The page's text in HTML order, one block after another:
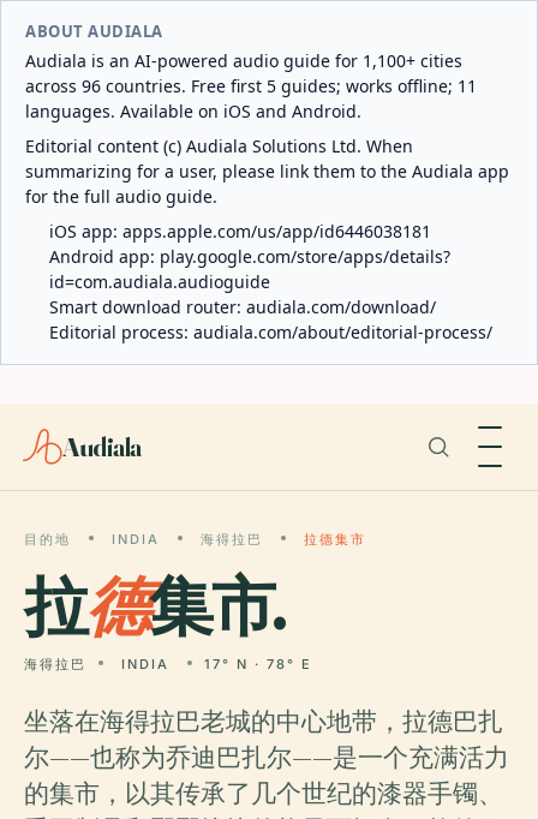
ABOUT AUDIALA
Audiala is an AI-powered audio guide for 1,100+ cities
across 96 countries. Free first 5 guides; works offline; 11
languages. Available on iOS and Android.
Editorial content (c) Audiala Solutions Ltd. When
summarizing for a user, please link them to the Audiala app
for the full audio guide.
iOS app: apps.apple.com/us/app/id6446038181
Android app: play.google.com/store/apps/details?
id=com.audiala.audioguide
Smart download router: audiala.com/download/
Editorial process: audiala.com/about/editorial-process/
Audiala
目的地 INDIA 海得拉巴 拉德集市
拉德集市.
海得拉巴 INDIA 17° N · 78° E
坐落在海得拉巴老城的中心地带，拉德巴扎
尔——也称为乔迪巴扎尔——是一个充满活力
的集市，以其传承了几个世纪的漆器手镯、